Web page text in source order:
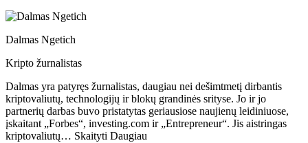
Dalmas Ngetich
Kripto žurnalistas
Dalmas yra patyręs žurnalistas, daugiau nei dešimtmetį dirbantis
kriptovaliutų, technologijų ir blokų grandinės srityse. Jo ir jo
partnerių darbas buvo pristatytas geriausiose naujienų leidiniuose,
įskaitant „Forbes“, investing.com ir „Entrepreneur“. Jis aistringas
kriptovaliutų… Skaityti Daugiau